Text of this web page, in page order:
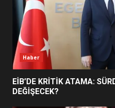
7
YENİ
Haber
EİB’DE KRİTİK ATAMA:
DEĞİŞECEK?